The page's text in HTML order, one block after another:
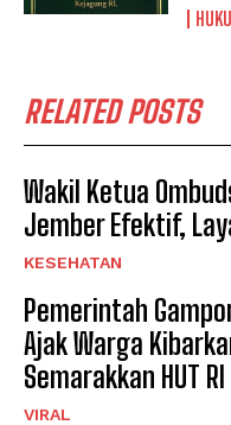
RELATED POSTS
Wakil Ketua
Jember Efektif,
KESEHATAN
Pemerintah
Ajak Warga
Semarakkan HUT RI
VIRAL